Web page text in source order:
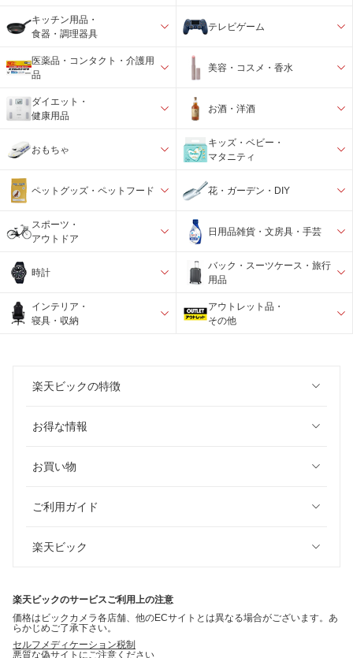
キッチン用品・
食器・調理器具
テレビゲーム
医薬品・コンタクト・介護用
品
美容・コスメ・香水
ダイエット・
健康用品
お酒・洋酒
おもちゃ
キッズ・ベビー・
マタニティ
ペットグッズ・ペットフード 花・ガーデン・DIY
スポーツ・
アウトドア
日用品雑貨・文房具・手芸
時計
バック・スーツケース・旅行
用品
インテリア・
寝具・収納
アウトレット品・
その他
楽天ビックの特徴
お得な情報
お買い物
ご利用ガイド
楽天ビック
楽天ビックのサービスご利用上の注意
価格はビックカメラ各店舗、他のECサイトとは異なる場合がございます。あ
らかじめご了承下さい。
セルフメディケーション税制
悪質な偽サイトにご注意ください